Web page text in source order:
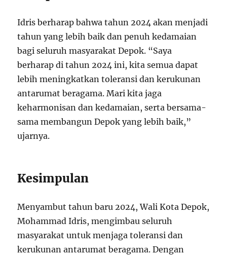
Idris berharap bahwa tahun 2024 akan menjadi
tahun yang lebih baik dan penuh kedamaian
bagi seluruh masyarakat Depok. “Saya
berharap di tahun 2024 ini, kita semua dapat
lebih meningkatkan toleransi dan kerukunan
antarumat beragama. Mari kita jaga
keharmonisan dan kedamaian, serta bersama-
sama membangun Depok yang lebih baik,”
ujarnya.
Kesimpulan
Menyambut tahun baru 2024, Wali Kota Depok,
Mohammad Idris, mengimbau seluruh
masyarakat untuk menjaga toleransi dan
kerukunan antarumat beragama. Dengan